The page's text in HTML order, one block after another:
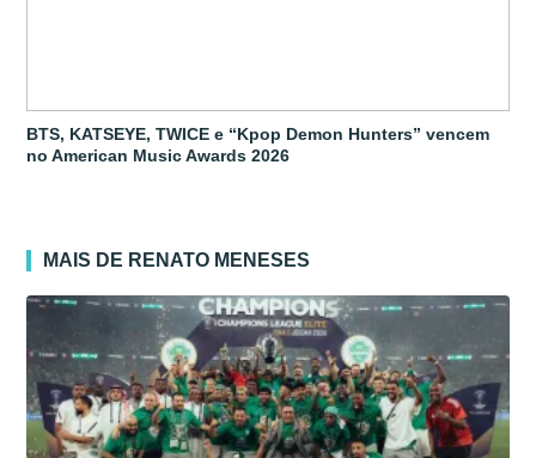
BTS, KATSEYE, TWICE e “Kpop Demon Hunters” vencem
no American Music Awards 2026
MAIS DE RENATO MENESES